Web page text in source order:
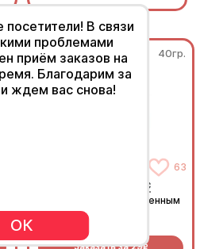
40гр.
63
Сырный соус
Нежный соус с насыщенным
сырным вкусом
В связи
проблемами
приём заказов на
Благодарим за
ждем вас снова!
ОК